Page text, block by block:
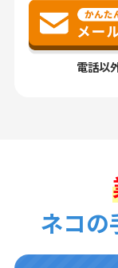
電話以
ネコの